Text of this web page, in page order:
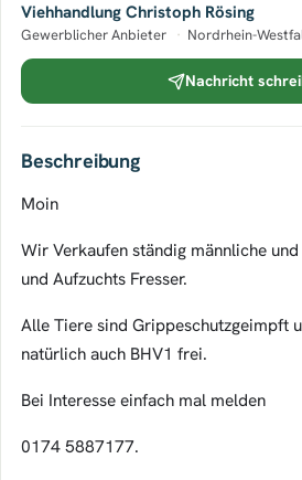
Viehhandlung Christoph Rösing
Gewerblicher Anbieter · Nordrhein-
Nachricht
Beschreibung
Moin
Wir Verkaufen ständig männliche
und Aufzuchts Fresser.
Alle Tiere sind Grippeschutzgeimpft
natürlich auch BHV1 frei.
Bei Interesse einfach mal melden
0174 5887177.